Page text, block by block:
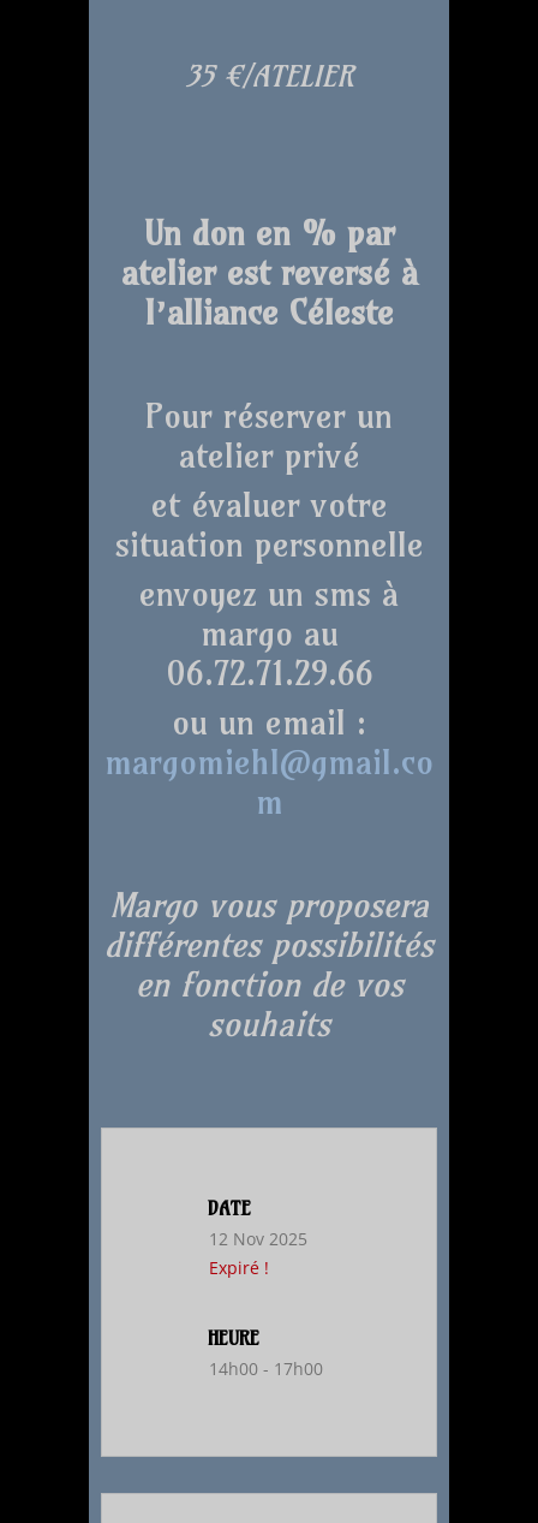
35 €/ATELIER
Un don en % par
atelier est reversé à
l’alliance Céleste
Pour réserver un
atelier privé
et évaluer votre
situation personnelle
envoyez un sms à
margo au
06.72.71.29.66
ou un email :
margomiehl@gmail.co
m
Margo vous proposera
différentes possibilités
en fonction de vos
souhaits
DATE
12 Nov 2025
Expiré !
HEURE
14h00 - 17h00